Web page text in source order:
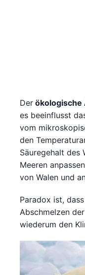
Der ökologische
es beeinflusst
vom
den
Säuregehalt des
Meeren
von Walen und
Paradox ist,
Abschmelzen
wiederum den